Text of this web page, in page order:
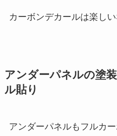
カーボンデカールは楽しい
アンダーパネルの塗
ル貼り
アンダーパネルもフルカ